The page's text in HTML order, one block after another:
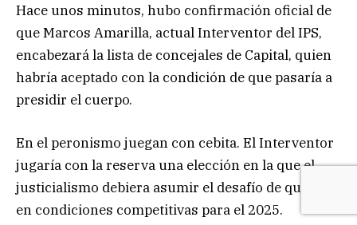
Hace unos minutos, hubo confirmación oficial de
que Marcos Amarilla, actual Interventor del IPS,
encabezará la lista de concejales de Capital, quien
habría aceptado con la condición de que pasaría a
presidir el cuerpo.
En el peronismo juegan con cebita. El Interventor
jugaría con la reserva una elección en la que el
justicialismo debiera asumir el desafío de quedar
en condiciones competitivas para el 2025.